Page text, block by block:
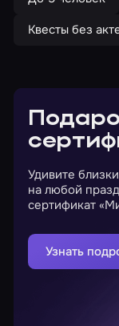
Квесты без
Удивите
на любой
сертификат
Узнать